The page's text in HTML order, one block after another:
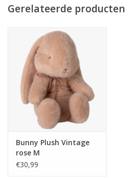
Gerelateerde producten
Bunny Plush Vintage
rose M
€30,99